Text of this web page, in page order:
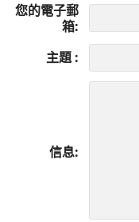
您的電子郵
箱
主題
信息